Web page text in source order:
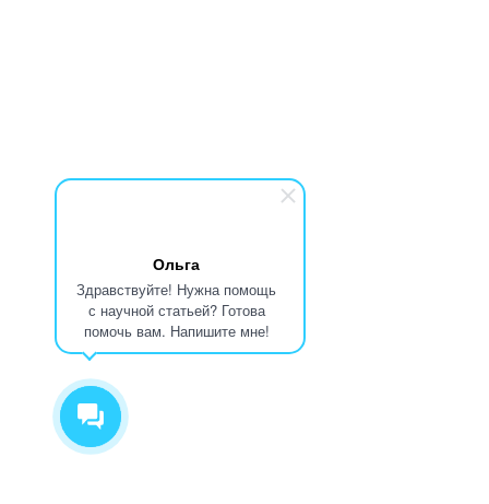
Ольга
Здравствуйте! Нужна помощь
с научной статьей? Готова
помочь вам. Напишите мне!